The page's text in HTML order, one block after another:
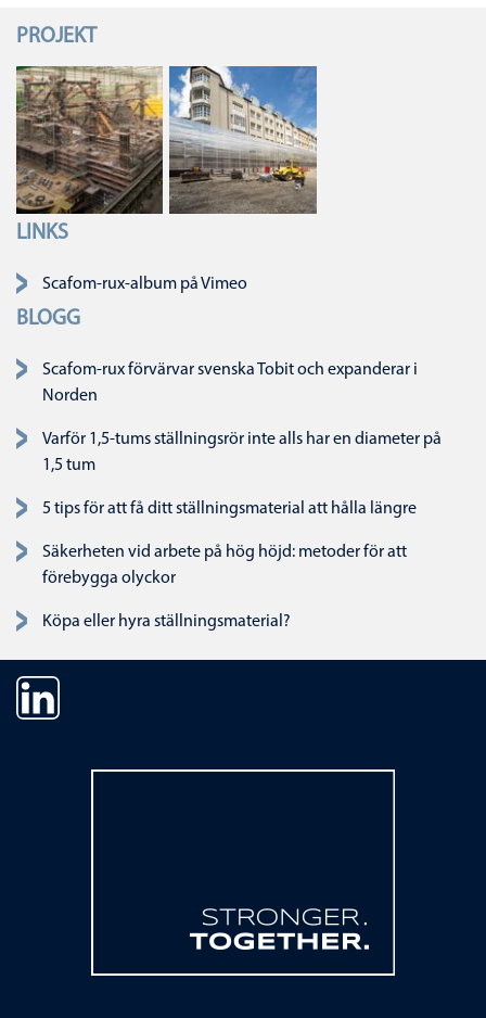
PROJEKT
LINKS
Ta bort navigering
Scafom-rux-album på Vimeo
BLOGG
Scafom-rux förvärvar svenska Tobit och expanderar i
Norden
Varför 1,5-tums ställningsrör inte alls har en diameter på
1,5 tum
5 tips för att få ditt ställningsmaterial att hålla längre
Säkerheten vid arbete på hög höjd: metoder för att
förebygga olyckor
Köpa eller hyra ställningsmaterial?
Ta bort navigering